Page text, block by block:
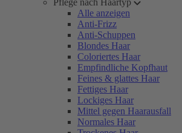
Pflege nach Haartyp
Alle anzeigen
Anti-Frizz
Anti-Schuppen
Blondes Haar
Coloriertes Haar
Empfindliche Kopfhaut
Feines & glattes Haar
Fettiges Haar
Lockiges Haar
Mittel gegen Haarausfall
Normales Haar